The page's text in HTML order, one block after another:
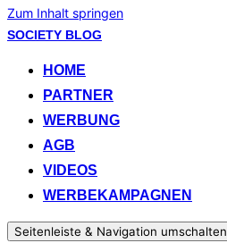
Zum Inhalt springen
SOCIETY BLOG
HOME
PARTNER
WERBUNG
AGB
VIDEOS
WERBEKAMPAGNEN
Seitenleiste & Navigation umschalten